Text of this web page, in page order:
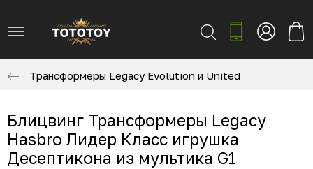
Трансформеры Legacy Evolution и United
Блицвинг Трансформеры Legacy
Hasbro Лидер Класс игрушка
Десептикона из мультика G1